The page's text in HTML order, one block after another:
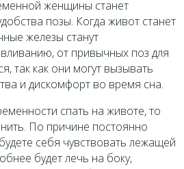
женщины станет
позы. Когда живот станет
железы станут
от привычных поз для
так как они могут вызывать
и дискомфорт во время сна.
спать на животе, то
По причине постоянно
себя чувствовать лежащей
будет лечь на боку,